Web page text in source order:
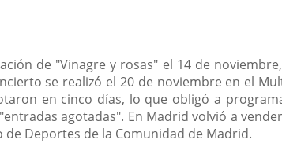
de "Vinagre y rosas" el 14 de
se realizó el 20 de noviembre en el
en cinco días, lo que obligó a
agotadas". En Madrid volvió a
de Deportes de la Comunidad de Madrid.